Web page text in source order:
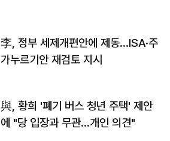
李, 정부 세제개편안에 제동…ISA·주
가누르기안 재검토 지시
與, 황희 '폐기 버스 청년 주택' 제안
에 "당 입장과 무관…개인 의견"